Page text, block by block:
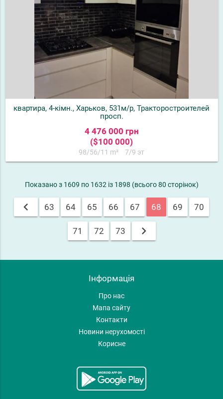
квартира, 4-кімн., Харьков, 531м/р, Тракторостроителей
просп.
4 476 000 грн
($100 000)
98/56/11 m² 7/9 эт
Показано з 1609 по 1632 із 1898 (всього 80 сторінок)
chevron_left 63 64 65 66 67 68 69 70
71 72 73 chevron_right
Інформація
Про нас
Мапа сайту
Контакти
Новини нерухомості
Корисне